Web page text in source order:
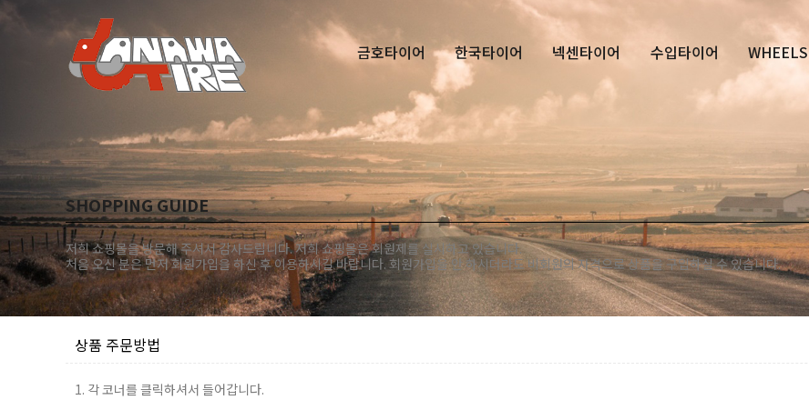
금호타이어 한국타이어 넥센타이어 수입타이어 WHEELS
SHOPPING GUIDE
저희 쇼핑몰을 방문해 주셔서 감사드립니다. 저희 쇼핑몰은 회원제를 실시하고 있습니다.
처음 오신 분은 먼저회원가입을 하신 후 이용하시길 바랍니다. 회원가입을 안 하시더라도 비회원의 자격으로 상품을 구입하실 수 있습니다.
상품 주문방법
1. 각 코너를 클릭하셔서 들어갑니다.